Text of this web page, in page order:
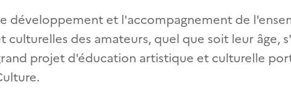
développement et l'accompagnement de
culturelles des amateurs, quel que soit leur âge,
projet d'éducation artistique et culturelle